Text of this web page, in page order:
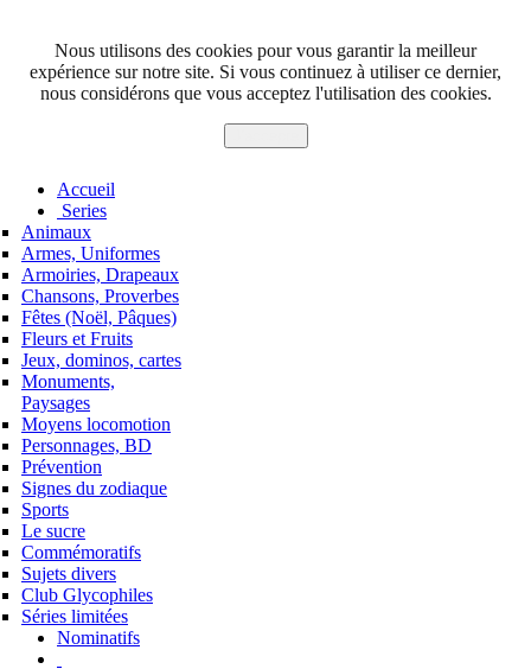
Nous utilisons des cookies pour vous garantir la meilleur
expérience sur notre site. Si vous continuez à utiliser ce dernier,
nous considérons que vous acceptez l'utilisation des cookies.
Accueil
Series
Animaux
Armes, Uniformes
Armoiries, Drapeaux
Chansons, Proverbes
Fêtes (Noël, Pâques)
Fleurs et Fruits
Jeux, dominos, cartes
Monuments,
Paysages
Moyens locomotion
Personnages, BD
Prévention
Signes du zodiaque
Sports
Le sucre
Commémoratifs
Sujets divers
Club Glycophiles
Séries limitées
Nominatifs